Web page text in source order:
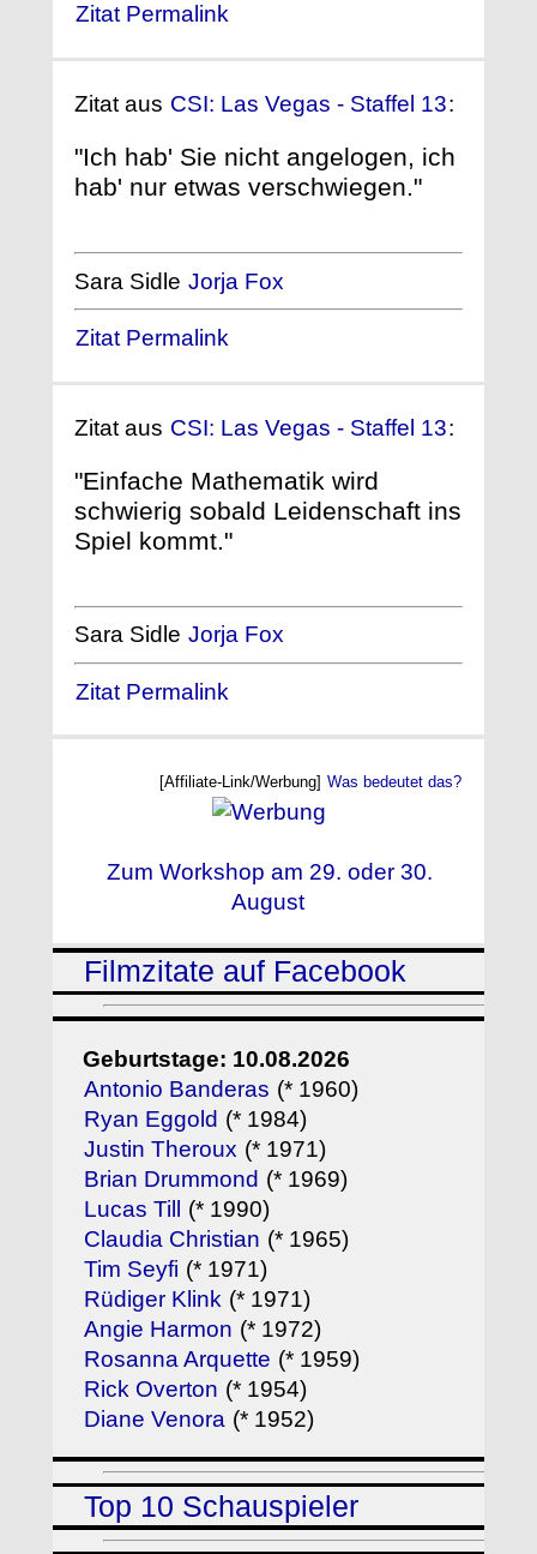
Zitat Permalink
Zitat aus CSI: Las Vegas - Staffel 13:
"Ich hab' Sie nicht angelogen, ich
hab' nur etwas verschwiegen."
Sara Sidle Jorja Fox
Zitat Permalink
Zitat aus CSI: Las Vegas - Staffel 13:
"Einfache Mathematik wird
schwierig sobald Leidenschaft ins
Spiel kommt."
Sara Sidle Jorja Fox
Zitat Permalink
[Affiliate-Link/Werbung] Was bedeutet das?
Zum Workshop am 29. oder 30.
August
Filmzitate auf Facebook
Geburtstage: 10.08.2026
Antonio Banderas (* 1960)
Ryan Eggold (* 1984)
Justin Theroux (* 1971)
Brian Drummond (* 1969)
Lucas Till
(* 1990)
Claudia Christian (* 1965)
Tim Seyfi (* 1971)
Rüdiger Klink (* 1971)
Angie Harmon (* 1972)
Rosanna Arquette (* 1959)
Rick Overton (* 1954)
Diane Venora (* 1952)
Top 10 Schauspieler